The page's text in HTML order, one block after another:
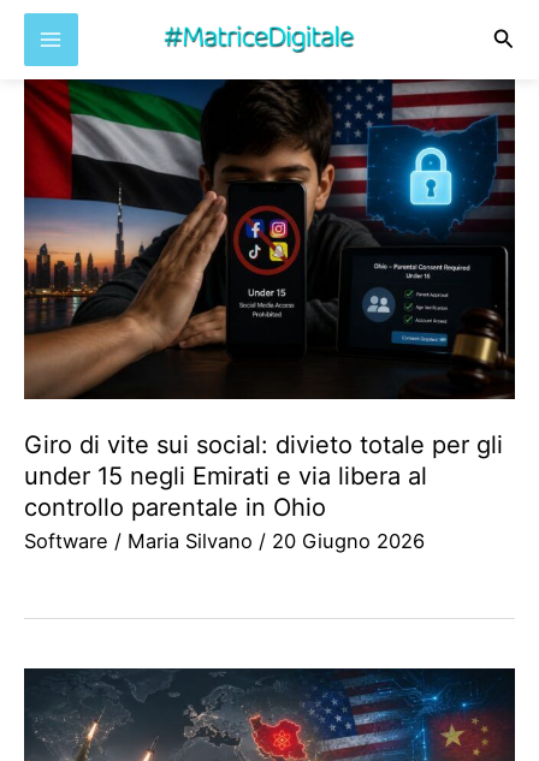
Vai
contenuto
Giro di vite sui social: divieto totale per gli
under 15 negli Emirati e via libera al
controllo parentale in Ohio
Software / Maria Silvano / 20 Giugno 2026